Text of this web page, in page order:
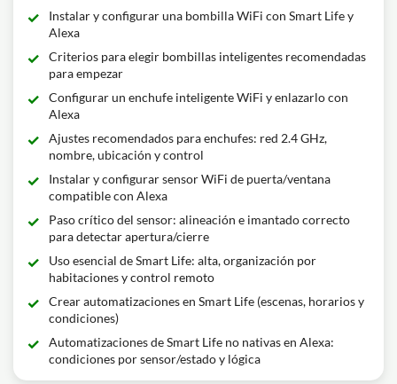
Instalar y configurar una bombilla WiFi con Smart Life y
Alexa
Criterios para elegir bombillas inteligentes recomendadas
para empezar
Configurar un enchufe inteligente WiFi y enlazarlo con
Alexa
Ajustes recomendados para enchufes: red 2.4 GHz,
nombre, ubicación y control
Instalar y configurar sensor WiFi de puerta/ventana
compatible con Alexa
Paso crítico del sensor: alineación e imantado correcto
para detectar apertura/cierre
Uso esencial de Smart Life: alta, organización por
habitaciones y control remoto
Crear automatizaciones en Smart Life (escenas, horarios y
condiciones)
Automatizaciones de Smart Life no nativas en Alexa:
condiciones por sensor/estado y lógica